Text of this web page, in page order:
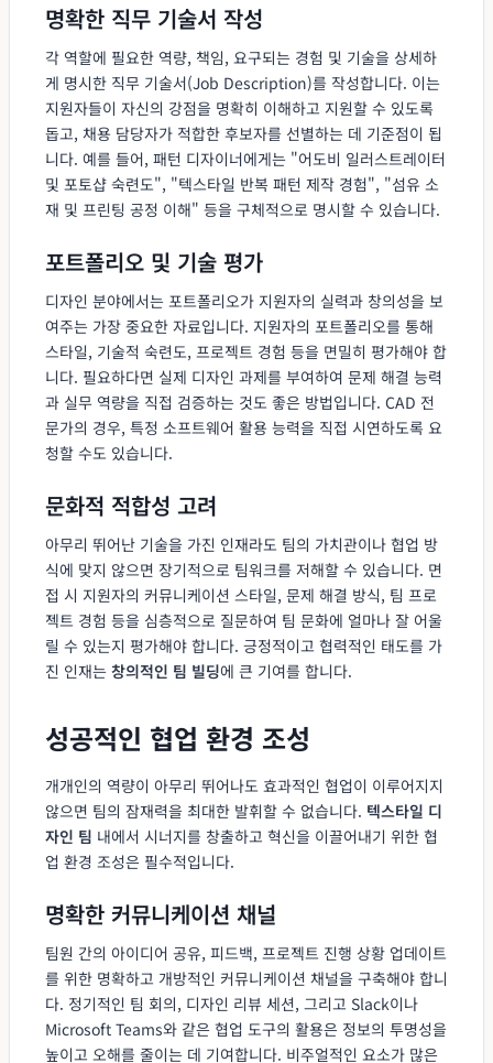
명확한 직무 기술서 작성
각 역할에 필요한 역량, 책임, 요구되는 경험 및 기술을 상세하
게 명시한 직무 기술서(Job Description)를 작성합니다. 이는
지원자들이 자신의 강점을 명확히 이해하고 지원할 수 있도록
돕고, 채용 담당자가 적합한 후보자를 선별하는 데 기준점이 됩
니다. 예를 들어, 패턴 디자이너에게는 "어도비 일러스트레이터
및 포토샵 숙련도", "텍스타일 반복 패턴 제작 경험", "섬유 소
재 및 프린팅 공정 이해" 등을 구체적으로 명시할 수 있습니다.
포트폴리오 및 기술 평가
디자인 분야에서는 포트폴리오가 지원자의 실력과 창의성을 보
여주는 가장 중요한 자료입니다. 지원자의 포트폴리오를 통해
스타일, 기술적 숙련도, 프로젝트 경험 등을 면밀히 평가해야 합
니다. 필요하다면 실제 디자인 과제를 부여하여 문제 해결 능력
과 실무 역량을 직접 검증하는 것도 좋은 방법입니다. CAD 전
문가의 경우, 특정 소프트웨어 활용 능력을 직접 시연하도록 요
청할 수도 있습니다.
문화적 적합성 고려
아무리 뛰어난 기술을 가진 인재라도 팀의 가치관이나 협업 방
식에 맞지 않으면 장기적으로 팀워크를 저해할 수 있습니다. 면
접 시 지원자의 커뮤니케이션 스타일, 문제 해결 방식, 팀 프로
젝트 경험 등을 심층적으로 질문하여 팀 문화에 얼마나 잘 어울
릴 수 있는지 평가해야 합니다. 긍정적이고 협력적인 태도를 가
진 인재는 창의적인 팀 빌딩에 큰 기여를 합니다.
성공적인 협업 환경 조성
개개인의 역량이 아무리 뛰어나도 효과적인 협업이 이루어지지
않으면 팀의 잠재력을 최대한 발휘할 수 없습니다. 텍스타일 디
자인 팀 내에서 시너지를 창출하고 혁신을 이끌어내기 위한 협
업 환경 조성은 필수적입니다.
명확한 커뮤니케이션 채널
팀원 간의 아이디어 공유, 피드백, 프로젝트 진행 상황 업데이트
를 위한 명확하고 개방적인 커뮤니케이션 채널을 구축해야 합니
다. 정기적인 팀 회의, 디자인 리뷰 세션, 그리고 Slack이나
Microsoft Teams와 같은 협업 도구의 활용은 정보의 투명성을
높이고 오해를 줄이는 데 기여합니다. 비주얼적인 요소가 많은